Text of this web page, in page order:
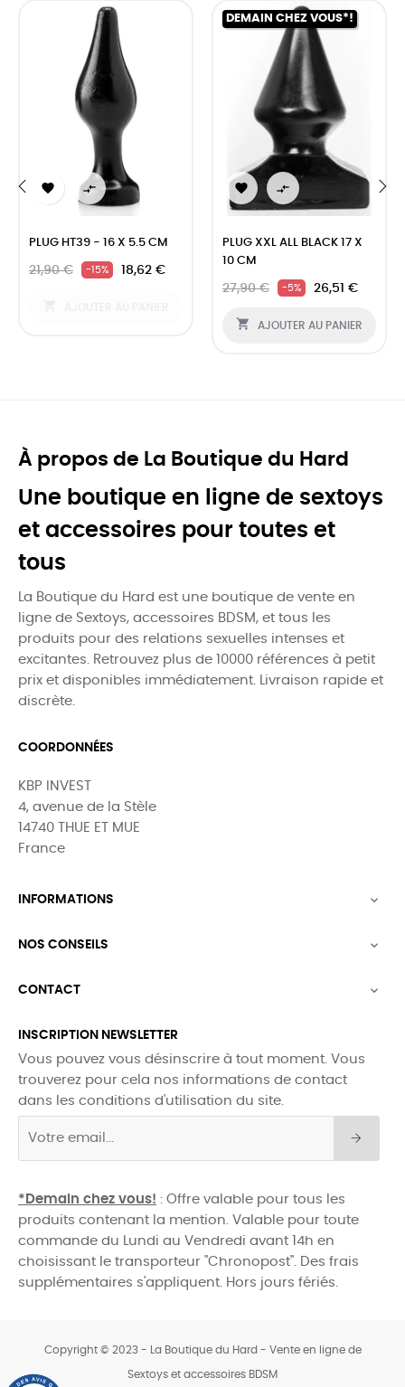
 
PLUG HT39 - 16 X 5.5 CM
21,90 € -15% 18,62 €
DEMAIN CHEZ VOUS*!
 
PLUG XXL ALL BLACK 17 X
10 CM
27,90 € -5% 26,51 €
 AJOUTER AU PANIER
À propos de La Boutique du Hard
Une boutique en ligne de sextoys
et accessoires pour toutes et
tous
La Boutique du Hard est une boutique de vente en
ligne de Sextoys, accessoires BDSM, et tous les
produits pour des relations sexuelles intenses et
excitantes. Retrouvez plus de 10000 références à petit
prix et disponibles immédiatement. Livraison rapide et
discrète.
COORDONNÉES
KBP INVEST
4, avenue de la Stèle
14740 THUE ET MUE
France
INFORMATIONS 
NOS CONSEILS 
CONTACT 
INSCRIPTION NEWSLETTER
Vous pouvez vous désinscrire à tout moment. Vous
trouverez pour cela nos informations de contact
dans les conditions d'utilisation du site.
*Demain chez vous! : Offre valable pour tous les
produits contenant la mention. Valable pour toute
commande du Lundi au Vendredi avant 14h en
choisissant le transporteur "Chronopost". Des frais
supplémentaires s'appliquent. Hors jours fériés.
Copyright © 2023 - La Boutique du Hard - Vente en ligne de
Sextoys et accessoires BDSM